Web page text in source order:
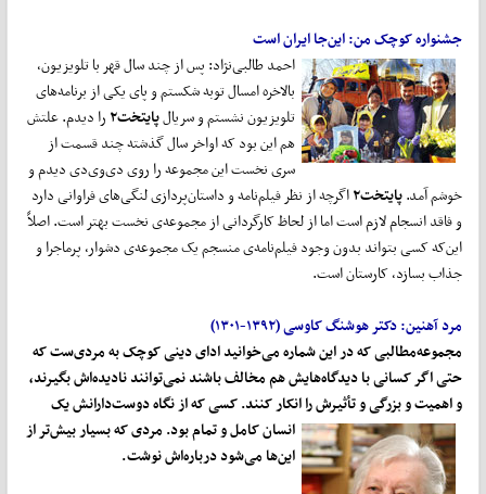
جشنواره کوچک من: اینجا ایران است
احمد طالبی‌نژاد: پس از چند سال قهر با تلویزیون،
بالاخره امسال توبه شکستم و پای یکی از برنامه‌های
تلویزیون نشستم و سریالپایتخت۲ را دیدم. علتش
هم این بود که اواخر سال گذشته چند قسمت از
سری نخست این مجموعه را روی دی‌وی‌دی دیدم و
خوشم آمد.پایتخت۲ اگرچه از نظر فیلم‌نامه و داستان‌پردازی لنگی‌های فراوانی دارد
و فاقد انسجام لازم است اما از لحاظ کارگردانی از مجموعه‌ی نخست بهتر است. اصلاً
این‌که کسی بتواند بدون وجود فیلم‌نامه‌ی منسجم یک مجموعه‌ی دشوار، پرماجرا و
جذاب بسازد، کارستان است.
مرد آهنین: دکتر هوشنگ کاوسی (۱۳۹۲-۱۳۰۱)
مجموعهمطالبی که در این شماره میخوانید ادای دینی کوچک به مردیست که
حتی اگر کسانی با دیدگاههایش هم مخالف باشند نمیتوانند نادیدهاش بگیرند،
و اهمیت و بزرگی و تأثیرش را انکار کنند. کسی که از نگاه دوستدارانش یک
انسان کامل و تمامبود. مردی که بسیار بیشتر از
اینها میشود دربارهاش نوشت.